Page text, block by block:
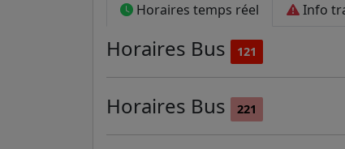
Horaires temps réel Info
Horaires Bus 121
Horaires Bus 221